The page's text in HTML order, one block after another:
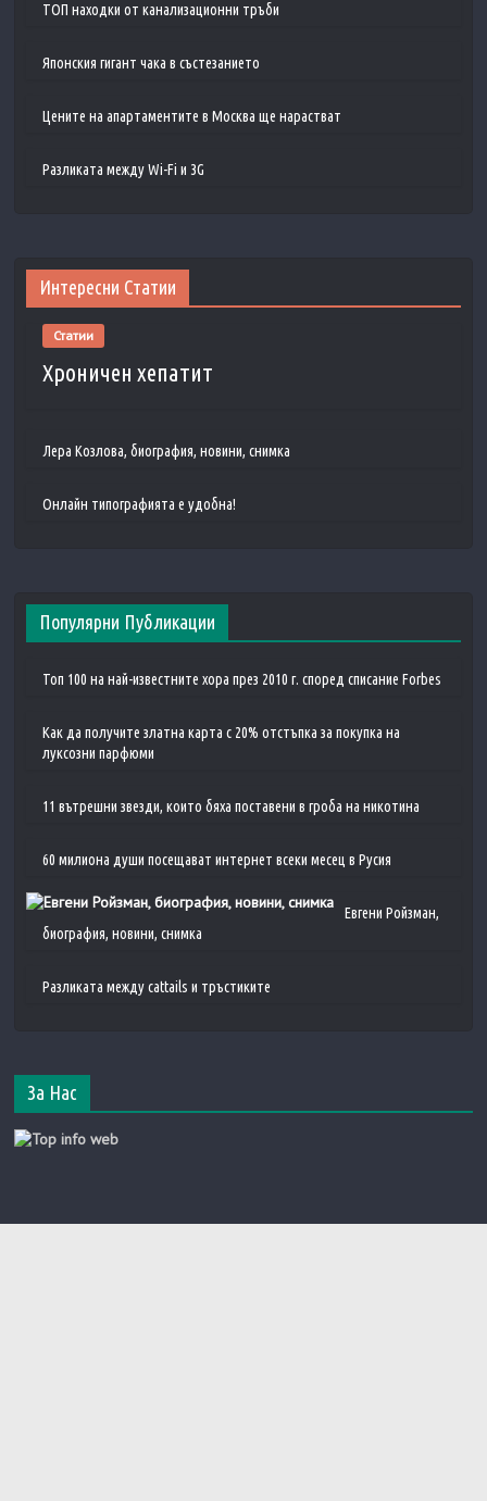
ТОП находки от канализационни тръби
Японския гигант чака в състезанието
Цените на апартаментите в Москва ще нарастват
Разликата между Wi-Fi и 3G
Интересни Статии
Статии
Хроничен хепатит
Лера Козлова, биография, новини, снимка
Онлайн типографията е удобна!
Популярни Публикации
Топ 100 на най-известните хора през 2010 г. според списание Forbes
Как да получите златна карта с 20% отстъпка за покупка на
луксозни парфюми
11 вътрешни звезди, които бяха поставени в гроба на никотина
60 милиона души посещават интернет всеки месец в Русия
Евгени Ройзман,
биография, новини, снимка
Разликата между cattails и тръстиките
За Нас